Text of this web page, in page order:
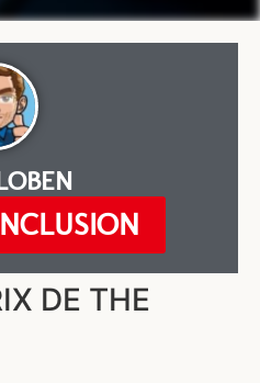
DE THE